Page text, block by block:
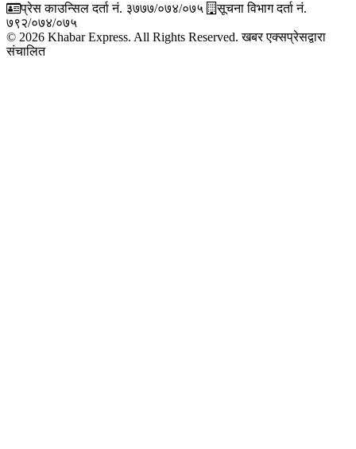
प्रेस काउन्सिल दर्ता नं. ३७७७/०७४/०७५
सूचना विभाग दर्ता नं.
७९२/०७४/०७५
© 2026 Khabar Express. All Rights Reserved. खबर एक्सप्रेसद्वारा
संचालित